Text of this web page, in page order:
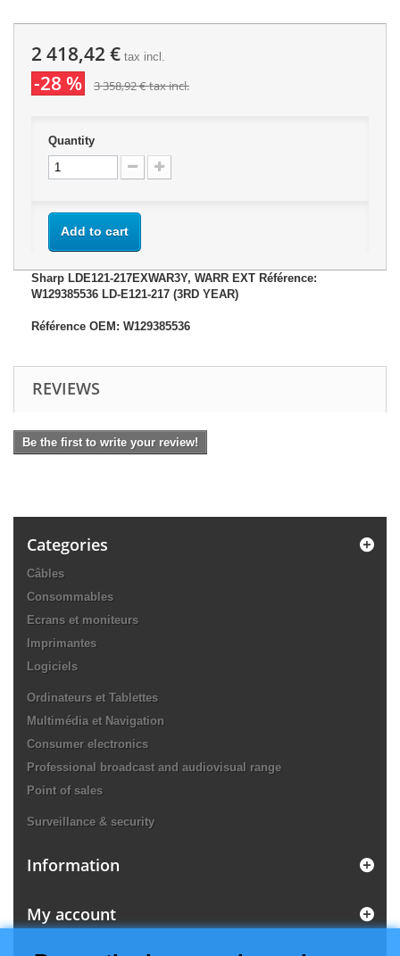
2 418,42 € tax incl.
-28 % 3 358,92 €tax incl.
Quantity
Add to cart
Sharp LDE121-217EXWAR3Y, WARR EXT Référence:
W129385536 LD-E121-217 (3RD YEAR)
Référence OEM: W129385536
REVIEWS
Be the first to write your review!
Categories
Câbles
Consommables
Ecrans et moniteurs
Imprimantes
Logiciels
Ordinateurs et Tablettes
Multimédia et Navigation
Consumer electronics
Professional broadcast and audiovisual range
Point of sales
Surveillance & security
Information
My account